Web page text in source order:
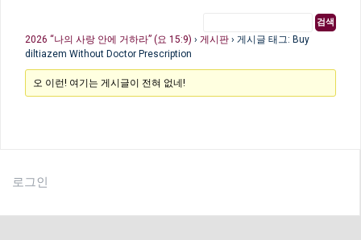
2026 “나의 사랑 안에 거하라” (요 15:9) › 게시판 › 게시글 태그: Buy
diltiazem Without Doctor Prescription
오 이런! 여기는 게시글이 전혀 없네!
로그인